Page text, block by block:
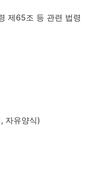
제65조 등 관련 법령
자유양식)